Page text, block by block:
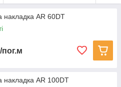
накладка AR 60DT
пог.м
накладка AR 100DT